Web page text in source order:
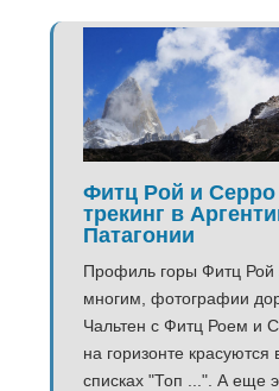
Фитц Рой и Серро
трекинг в
Патагонии
Профиль горы Фитц Рой
многим, фотографии
Чальтен с Фитц Роем и
на горизонте красуются
списках "Топ ...". А еще